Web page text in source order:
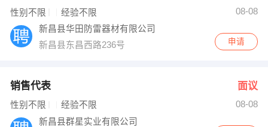
性别不限 经验不限
08-08
新昌县华田防雷器材有限公司
新昌县东昌西路236号
申请
销售代表 面议
性别不限 经验不限
08-08
新昌县群星实业有限公司